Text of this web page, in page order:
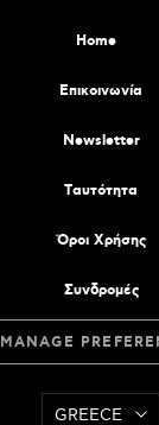
Home
Επικοινωνία
Newsletter
Tαυτότητα
Όροι Χρήσης
Συνδρομές
MANAGE
GREECE